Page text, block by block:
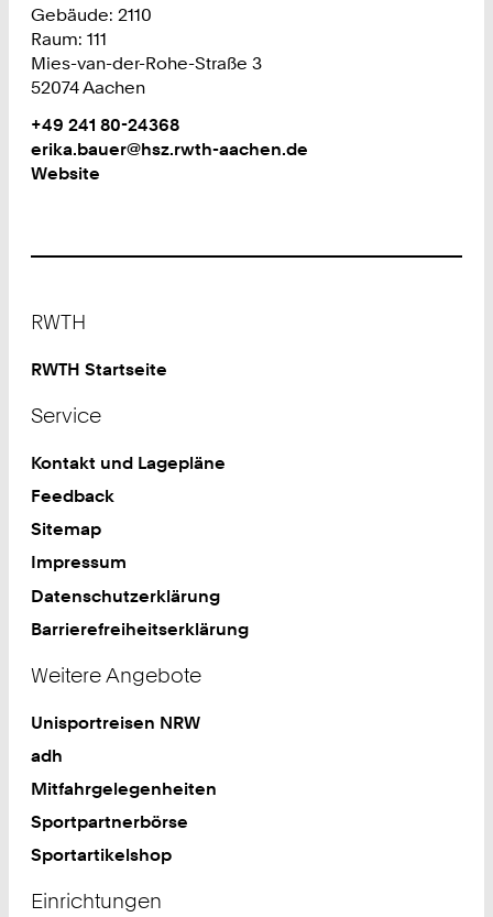
Gebäude: 2110
Raum: 111
Mies-van-der-Rohe-Straße 3
52074 Aachen
Work
Telefon:
+
4
0
4
6
+49 241 80-24368
Work
erika.bauer@hsz.rwth-aachen.de
Website
RWTH
RWTH Startseite
Service
Kontakt und Lagepläne
Feedback
Sitemap
Impressum
Datenschutzerklärung
Barrierefreiheitserklärung
Weitere Angebote
Unisportreisen NRW
adh
Mitfahrgelegenheiten
Sportpartnerbörse
Sportartikelshop
Einrichtungen